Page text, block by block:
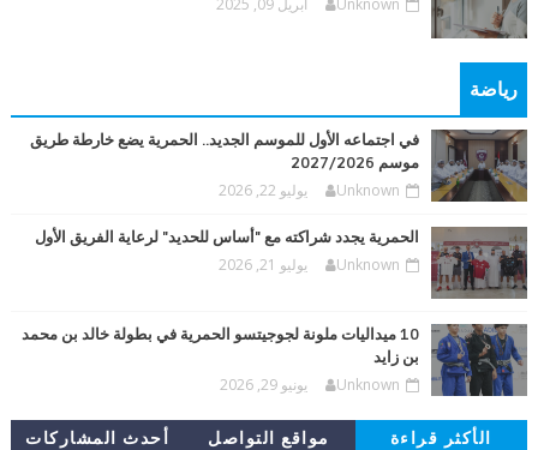
رياضة
في اجتماعه الأول للموسم الجديد.. الحمرية يضع خارطة طريق
موسم 2027/2026
Unknown يوليو 22, 2026
الحمرية يجدد شراكته مع "أساس للحديد" لرعاية الفريق الأول
Unknown يوليو 21, 2026
10 ميداليات ملونة لجوجيتسو الحمرية في بطولة خالد بن محمد
بن زايد
Unknown يونيو 29, 2026
الأكثر قراءة مواقع التواصل أحدث المشاركات